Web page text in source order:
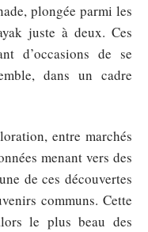
plongée parmi les
juste à deux. Ces
d’occasions de se
dans un cadre
entre marchés
menant vers des
de ces découvertes
communs. Cette
le plus beau des